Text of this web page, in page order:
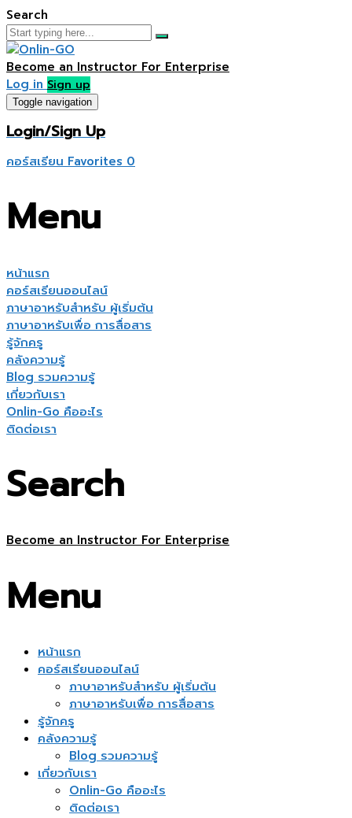
Search
Become an Instructor For Enterprise
Log in Sign up
Toggle navigation
Login/Sign Up
คอร์สเรียน Favorites 0
Menu
หน้าแรก
คอร์สเรียนออนไลน์
ภาษาอาหรับสำหรับ ผู้เริ่มต้น
ภาษาอาหรับเพื่อ การสื่อสาร
รู้จักครู
คลังความรู้
Blog รวมความรู้
เกี่ยวกับเรา
Onlin-Go คืออะไร
ติดต่อเรา
Search
Become an Instructor For Enterprise
Menu
หน้าแรก
คอร์สเรียนออนไลน์
ภาษาอาหรับสำหรับ ผู้เริ่มต้น
ภาษาอาหรับเพื่อ การสื่อสาร
รู้จักครู
คลังความรู้
Blog รวมความรู้
เกี่ยวกับเรา
Onlin-Go คืออะไร
ติดต่อเรา